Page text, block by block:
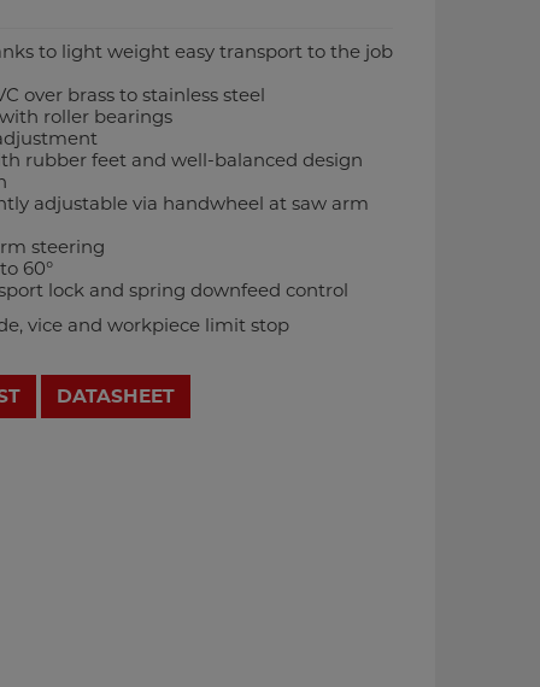
to light weight easy transport to the job
over brass to stainless steel
roller bearings
rubber feet and well-balanced design
adjustable via handwheel at saw arm
steering
60°
lock and spring downfeed control
vice and workpiece limit stop
DATASHEET